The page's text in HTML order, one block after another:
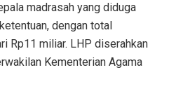
madrasah yang diduga
dengan total
Rp11 miliar. LHP diserahkan
Kementerian Agama